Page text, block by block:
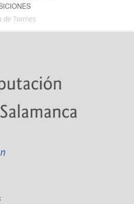
de Tormes